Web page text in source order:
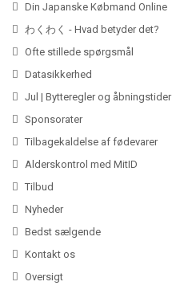
Din Japanske Købmand Online
わくわく - Hvad betyder det?
Ofte stillede spørgsmål
Datasikkerhed
Jul | Bytteregler og åbningstider
Sponsorater
Tilbagekaldelse af fødevarer
Alderskontrol med MitID
Tilbud
Nyheder
Bedst sælgende
Kontakt os
Oversigt